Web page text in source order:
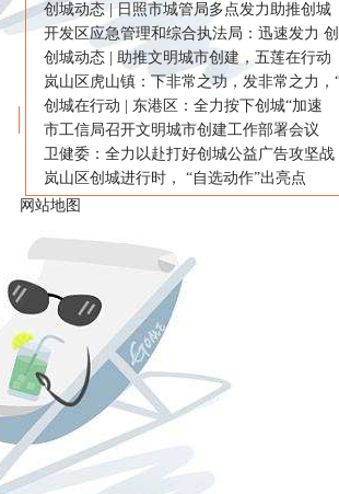
创城动态 | 日照市城管局多点发力助推创城
开发区应急管理和综合执法局：迅速发力 创
创城动态 | 助推文明城市创建，五莲在行动
岚山区虎山镇：下非常之功，发非常之力，
创城在行动 | 东港区：全力按下创城“加速
市工信局召开文明城市创建工作部署会议
卫健委：全力以赴打好创城公益广告攻坚战
岚山区创城进行时， “自选动作”出亮点
网站地图